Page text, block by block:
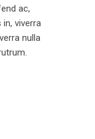
ac,
in, viverra
nulla